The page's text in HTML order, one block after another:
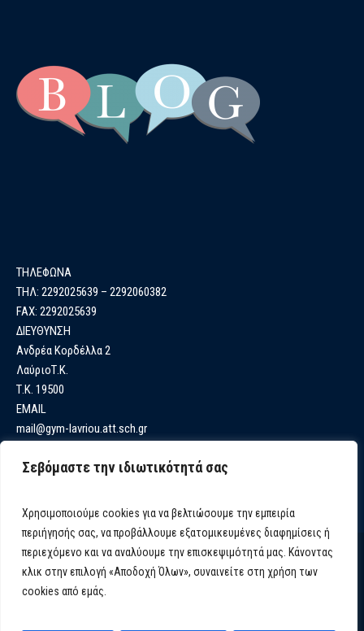
Σεβόμαστε την ιδιωτικότητά σας
Χρησιμοποιούμε cookies για να βελτιώσουμε την εμπειρία
περιήγησής σας, να προβάλλουμε εξατομικευμένες διαφημίσεις ή
περιεχόμενο και να αναλύουμε την επισκεψιμότητά μας. Κάνοντας
κλικ στην επιλογή «Αποδοχή Όλων», συναινείτε στη χρήση των
cookies από εμάς.
ΤΗΛΕΦΩΝΑ
ΤΗΛ: 2292025639 – 2292060382
FAX: 2292025639
ΔΙΕΥΘΥΝΣΗ
Ανδρέα Κορδέλλα 2
ΛαύριοΤ.Κ.
Τ.Κ. 19500
EMAIL
mail@gym-lavriou.att.sch.gr